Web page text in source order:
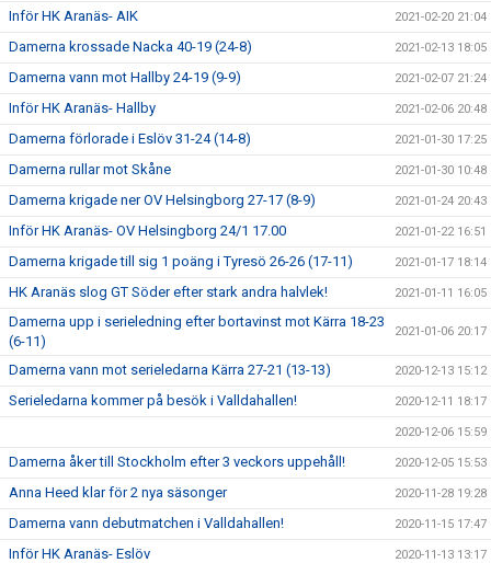
Inför HK Aranäs- AIK 2021-02-20 21:04
Damerna krossade Nacka 40-19 (24-8) 2021-02-13 18:05
Damerna vann mot Hallby 24-19 (9-9) 2021-02-07 21:24
Inför HK Aranäs- Hallby 2021-02-06 20:48
Damerna förlorade i Eslöv 31-24 (14-8) 2021-01-30 17:25
Damerna rullar mot Skåne 2021-01-30 10:48
Damerna krigade ner OV Helsingborg 27-17 (8-9) 2021-01-24 20:43
Inför HK Aranäs- OV Helsingborg 24/1 17.00 2021-01-22 16:51
Damerna krigade till sig 1 poäng i Tyresö 26-26 (17-11) 2021-01-17 18:14
HK Aranäs slog GT Söder efter stark andra halvlek! 2021-01-11 16:05
Damerna upp i serieledning efter bortavinst mot Kärra 18-23
(6-11)
2021-01-06 20:17
Damerna vann mot serieledarna Kärra 27-21 (13-13) 2020-12-13 15:12
Serieledarna kommer på besök i Valldahallen! 2020-12-11 18:17
2020-12-06 15:59
Damerna åker till Stockholm efter 3 veckors uppehåll! 2020-12-05 15:53
Anna Heed klar för 2 nya säsonger 2020-11-28 19:28
Damerna vann debutmatchen i Valldahallen! 2020-11-15 17:47
Inför HK Aranäs- Eslöv 2020-11-13 13:17